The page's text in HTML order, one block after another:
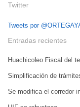
Twitter
Tweets por
Entradas recientes
Huachicoleo Fiscal del
Simplificación de
Se modifica el corredor